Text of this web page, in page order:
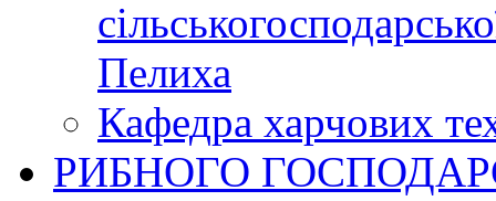
Пелиха
Кафедра харчових
РИБНОГО